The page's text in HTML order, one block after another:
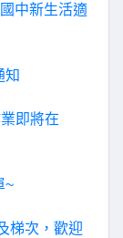
中新生活適
知
即將在
~
梯次，歡迎